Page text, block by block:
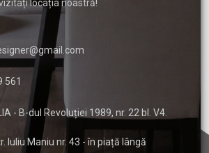
locația noastră!
561
- B-dul Revoluției 1989, nr. 22 bl. V4.
Iuliu Maniu nr. 43 - în piață lângă